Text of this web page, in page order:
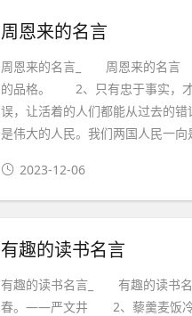
周恩来的名言
周恩来的名言_ 周恩来的名言
的品格。 2、只有忠于事实，
误，让活着的人们都能从过去的
是伟大的人民。我们两国人民一向
2023-12-06
有趣的读书名言
有趣的读书名言_ 有趣的读书
春。——严文井 2、藜羹麦饭